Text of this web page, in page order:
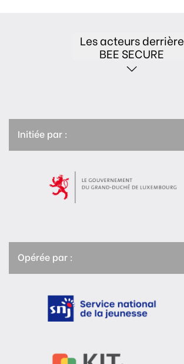
Les acteurs derrière
BEE SECURE
Initiée par :
Opérée par :